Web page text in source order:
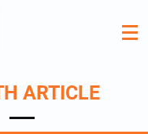
ARTICLE